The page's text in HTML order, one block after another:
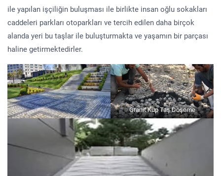
ile yapılan işçiliğin buluşması ile birlikte insan oğlu sokakları
caddeleri parkları otoparkları ve tercih edilen daha birçok
alanda yeri bu taşlar ile buluşturmakta ve yaşamın bir parçası
haline getirmektedirler.
Granit Küp Taş Döşeme